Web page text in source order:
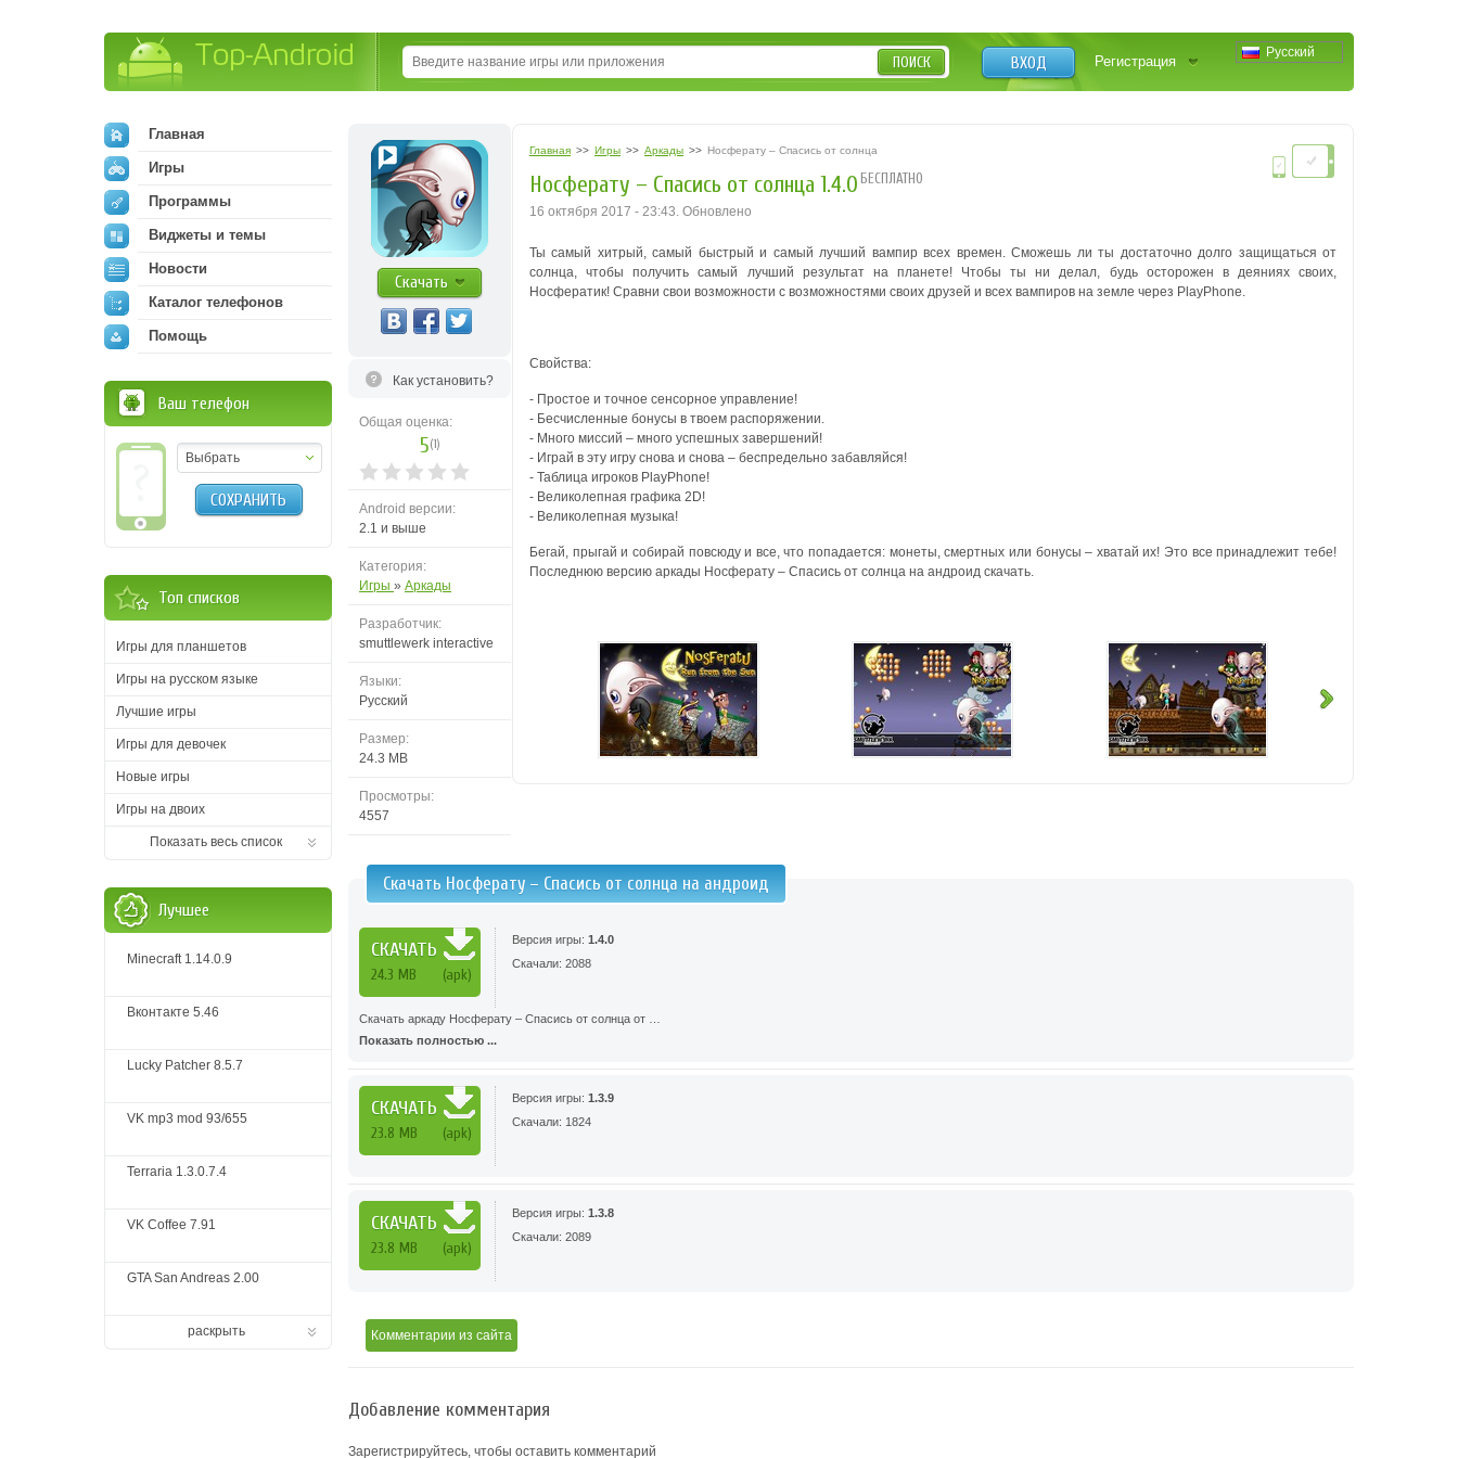
Русский
ВХОД Регистрация
ПОИСК
Скачать
Как установить?
Общая оценка:
5(1)
Android версии:
2.1 и выше
Категория:
Игры » Аркады
Разработчик:
smuttlewerk interactive
Языки:
Русский
Размер:
24.3 MB
Просмотры:
4557
Главная >> Игры >> Аркады >> Носферату – Спасись от солнца
Носферату – Спасись от солнца 1.4.0 БЕСПЛАТНО
16 октября 2017 - 23:43. Обновлено
Ты самый хитрый, самый быстрый и самый лучший вампир всех времен.Сможешь ли ты достаточно долго защищаться от
солнца, чтобы получить самый лучший результат на планете! Чтобы ты ни делал, будь осторожен в деяниях своих,
Носфератик! Сравни свои возможности с возможностями своих друзей и всех вампиров на земле через PlayPhone.
Свойства:
- Простое и точное сенсорное управление!
- Бесчисленные бонусы в твоем распоряжении.
- Много миссий – много успешных завершений!
- Играй в эту игру снова и снова – беспредельно забавляйся!
- Таблица игроков PlayPhone!
- Великолепная графика 2D!
- Великолепная музыка!
Бегай, прыгай и собирай повсюду и все, что попадается: монеты, смертных или бонусы – хватай их! Это все принадлежит тебе!
Последнюю версию аркады Носферату – Спасись от солнца на андроид скачать.
Скачать Носферату – Спасись от солнца на андроид
СКАЧАТЬ
24.3 MB (apk)
Версия игры: 1.4.0
Скачали: 2088
Скачать аркаду Носферату – Спасись от солнца от …
Показать полностью ...
СКАЧАТЬ
23.8 MB (apk)
Версия игры: 1.3.9
Скачали: 1824
СКАЧАТЬ
23.8 MB (apk)
Версия игры: 1.3.8
Скачали: 2089
Комментарии из сайта
Добавление комментария
Зарегистрируйтесь, чтобы оставить комментарий
Главная
Игры
Программы
Виджеты и темы
Новости
Каталог телефонов
Помощь
Ваш телефон
Выбрать
СОХРАНИТЬ
Топ списков
Игры для планшетов
Игры на русском языке
Лучшие игры
Игры для девочек
Новые игры
Игры на двоих
Показать весь список
Лучшее
Minecraft 1.14.0.9
Вконтакте 5.46
Lucky Patcher 8.5.7
VK mp3 mod 93/655
Terraria 1.3.0.7.4
VK Coffee 7.91
GTA San Andreas 2.00
раскрыть